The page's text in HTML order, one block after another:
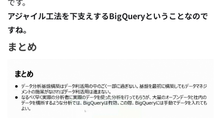
アジャイル工法を下支えするBigQueryということなので
すね。
まとめ